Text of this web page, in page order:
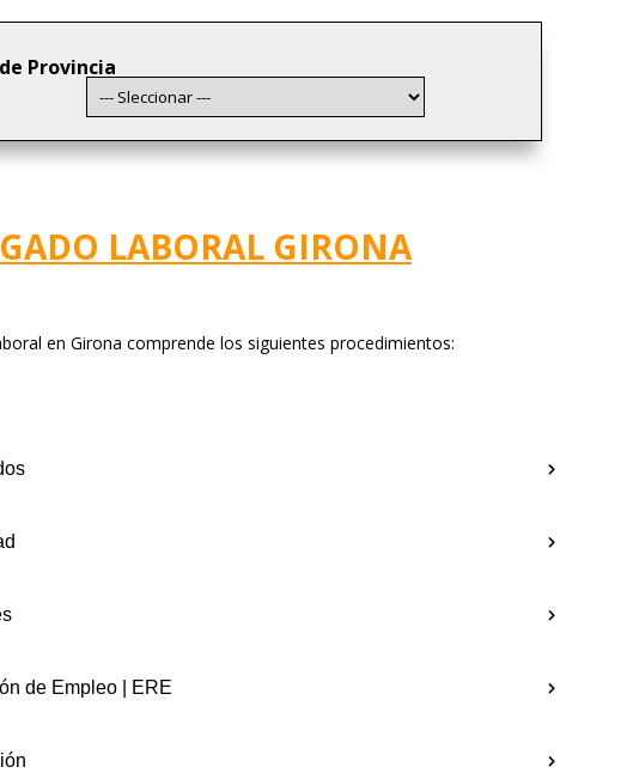
Provincia
LABORAL GIRONA
en Girona comprende los siguientes procedimientos:
de Empleo | ERE